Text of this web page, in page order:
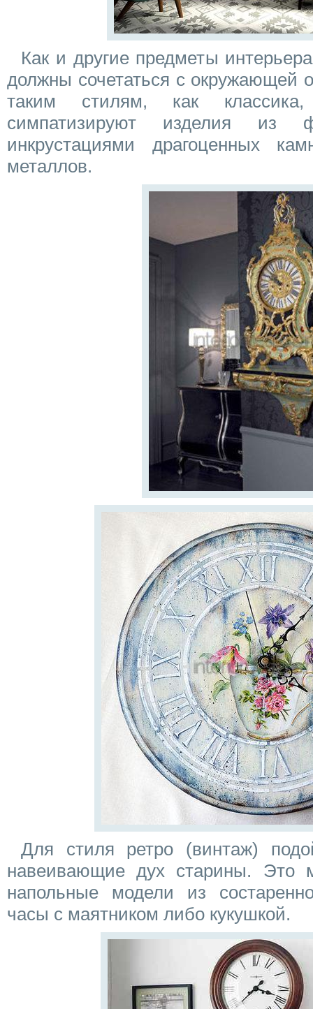
Как и другие предметы
должны сочетаться с окружающей
таким стилям, как
симпатизируют изделия из
инкрустациями драгоценных
металлов.
Для стиля ретро (винтаж)
навеивающие дух старины. Это
напольные модели из
часы с маятником либо кукушкой.